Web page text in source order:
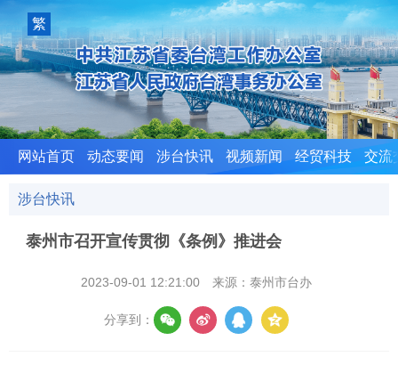
繁
體
版
网站首页 动态要闻 涉台快讯 视频新闻 经贸科技 交流
涉台快讯
泰州市召开宣传贯彻《条例》推进会
2023-09-01 12:21:00 来源：泰州市台办
分享到：